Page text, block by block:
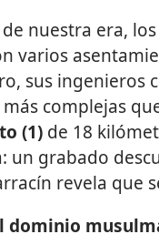
nuestra era,
varios
sus ingenieros
complejas
(1) de 18
un grabado
revela que
dominio